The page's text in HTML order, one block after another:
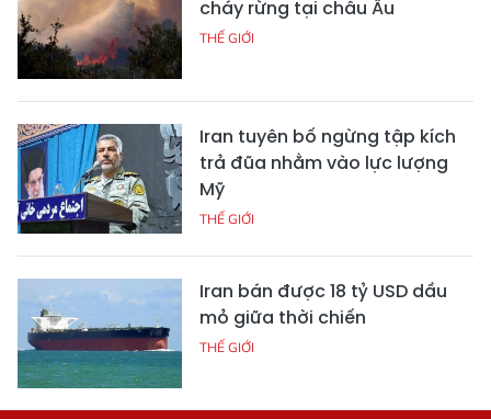
cháy rừng tại châu Âu
THẾ GIỚI
Iran tuyên bố ngừng tập kích
trả đũa nhằm vào lực lượng
Mỹ
THẾ GIỚI
Iran bán được 18 tỷ USD dầu
mỏ giữa thời chiến
THẾ GIỚI